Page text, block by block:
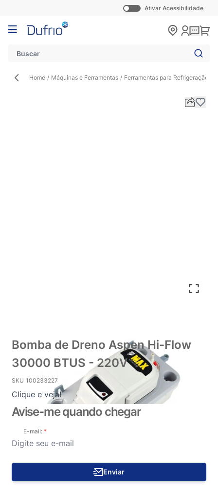
Ativar Acessibilidade
Pular para o conteúdo
Home / Máquinas e Ferramentas / Ferramentas para Refrigeração
Bomba de Dreno Aspen Hi-Flow
30000 BTUS - 220V
SKU 100233227
Clique e veja!
Avise-me quando chegar
E-mail:
Enviar